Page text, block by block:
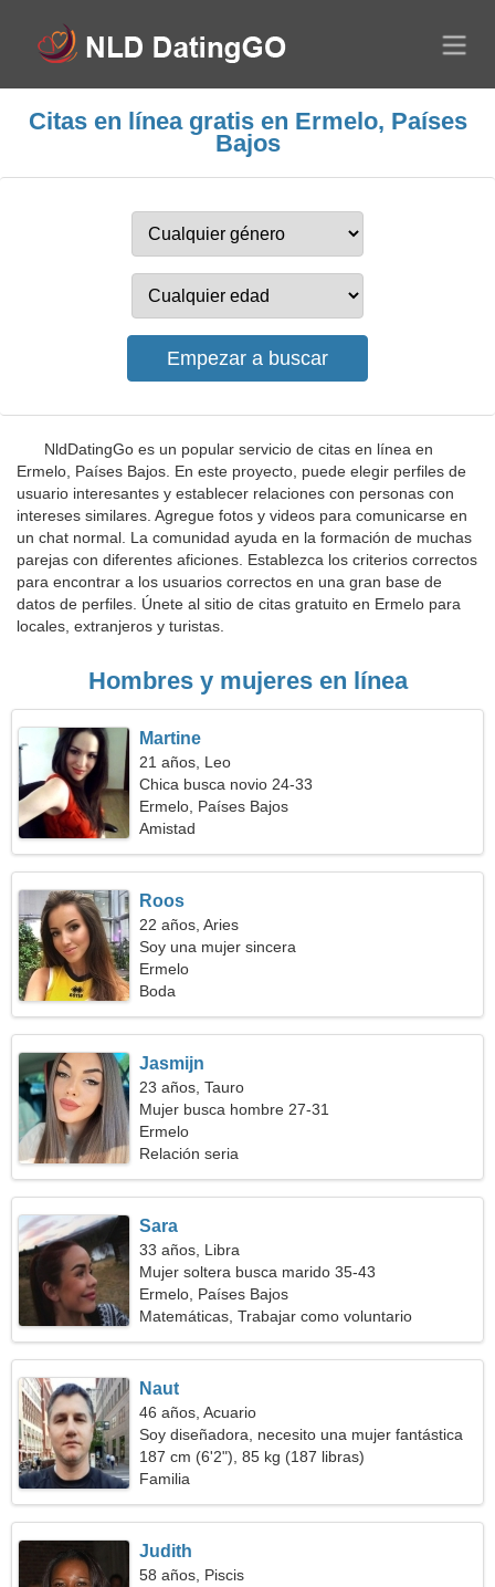
Citas en línea gratis en Ermelo, Países
Bajos
NldDatingGo es un popular servicio de citas en línea en
Ermelo, Países Bajos. En este proyecto, puede elegir perfiles de
usuario interesantes y establecer relaciones con personas con
intereses similares. Agregue fotos y videos para comunicarse en
un chat normal. La comunidad ayuda en la formación de muchas
parejas con diferentes aficiones. Establezca los criterios correctos
para encontrar a los usuarios correctos en una gran base de
datos de perfiles. Únete al sitio de citas gratuito en Ermelo para
locales, extranjeros y turistas.
Hombres y mujeres en línea
Martine
21 años, Leo
Chica busca novio 24-33
Ermelo, Países Bajos
Amistad
Roos
22 años, Aries
Soy una mujer sincera
Ermelo
Boda
Jasmijn
23 años, Tauro
Mujer busca hombre 27-31
Ermelo
Relación seria
Sara
33 años, Libra
Mujer soltera busca marido 35-43
Ermelo, Países Bajos
Matemáticas, Trabajar como voluntario
Naut
46 años, Acuario
Soy diseñadora, necesito una mujer fantástica
187 cm (6'2"), 85 kg (187 libras)
Familia
Judith
58 años, Piscis